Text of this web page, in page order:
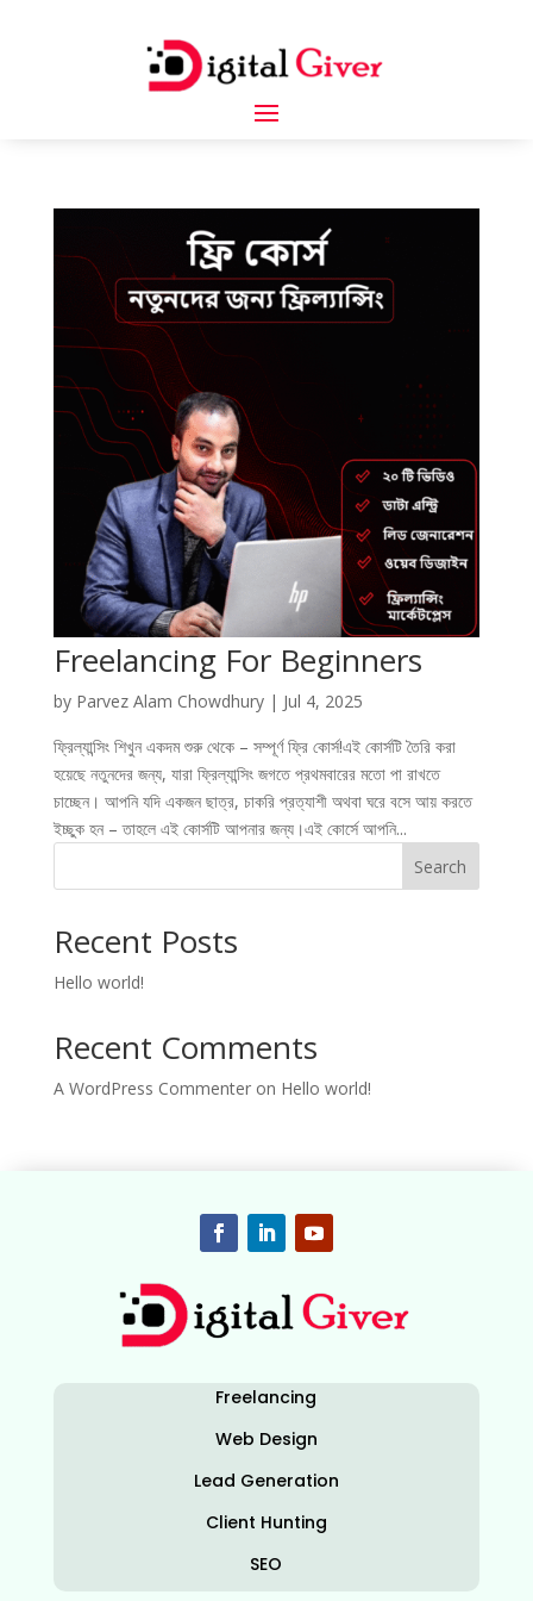
Freelancing For Beginners
by Parvez Alam Chowdhury| Jul 4, 2025
ফ্রিল্যান্সিং শিখুন একদম শুরু থেকে – সম্পূর্ণ ফ্রি কোর্স!এই কোর্সটি তৈরি করা
হয়েছে নতুনদের জন্য, যারা ফ্রিল্যান্সিং জগতে প্রথমবারের মতো পা রাখতে
চাচ্ছেন। আপনি যদি একজন ছাত্র, চাকরি প্রত্যাশী অথবা ঘরে বসে আয় করতে
ইচ্ছুক হন – তাহলে এই কোর্সটি আপনার জন্য।এই কোর্সে আপনি...
Search
Recent Posts
Hello world!
Recent Comments
A WordPress Commenteron Hello world!
Freelancing
Web Design
Lead Generation
Client Hunting
SEO